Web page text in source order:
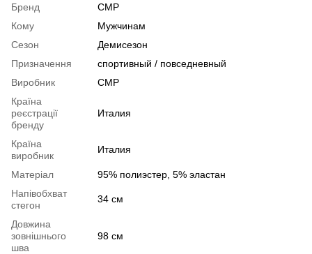
Бренд
CMP
Кому
Мужчинам
Сезон
Демисезон
Призначення
спортивный / повседневный
Виробник
CMP
Країна
реєстрації
бренду
Италия
Країна
виробник
Италия
Матеріал
95% полиэстер, 5% эластан
Напівобхват
стегон
34 см
Довжина
зовнішнього
шва
98 см